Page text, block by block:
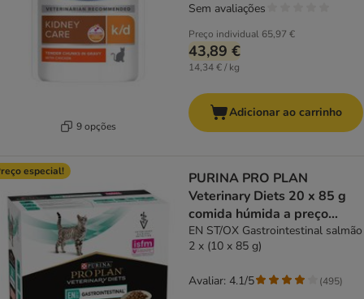
9 opções
Preço individual 65,97 €
43,89 €
14,34 € / kg
Sem avaliações
Adicionar ao carrinho
especial!
PURINA PRO PLAN
Veterinary Diets 20 x 85 g
comida húmida a preço
especial!
EN ST/OX Gastrointestinal salmão
2 x (10 x 85 g)
Avaliar: 4.1/5 (495)